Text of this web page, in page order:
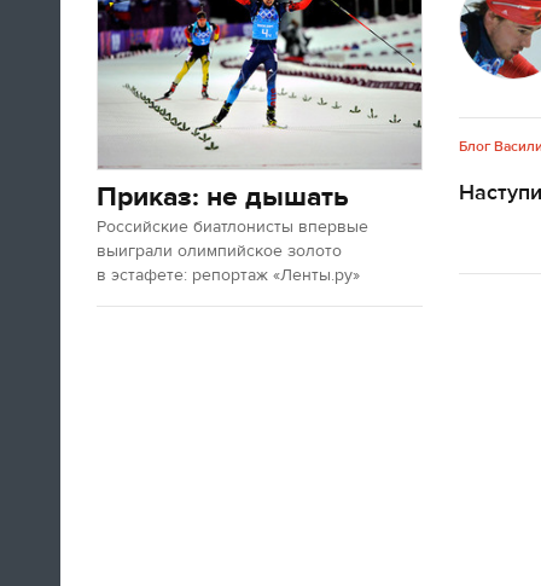
Приказ: не дышать
Российские биатлонисты впервые
выиграли олимпийское золото
в эстафете: репортаж «Ленты.ру»
Блог